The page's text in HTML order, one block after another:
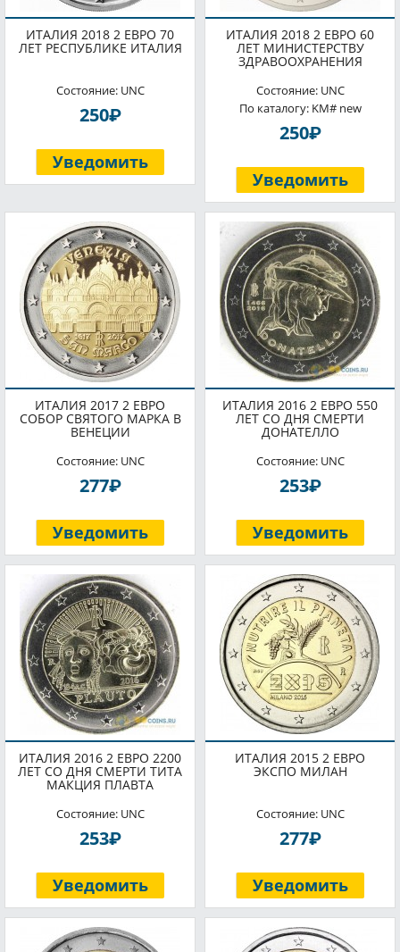
ИТАЛИЯ 2018 2 ЕВРО 70
ЛЕТ РЕСПУБЛИКЕ ИТАЛИЯ
Состояние: UNC
250P
Уведомить
ИТАЛИЯ 2018 2 ЕВРО 60
ЛЕТ МИНИСТЕРСТВУ
ЗДРАВООХРАНЕНИЯ
Состояние: UNC
По каталогу: KM# new
250P
Уведомить
ИТАЛИЯ 2017 2 ЕВРО
СОБОР СВЯТОГО МАРКА В
ВЕНЕЦИИ
Состояние: UNC
277P
Уведомить
ИТАЛИЯ 2016 2 ЕВРО 550
ЛЕТ СО ДНЯ СМЕРТИ
ДОНАТЕЛЛО
Состояние: UNC
253P
Уведомить
ИТАЛИЯ 2016 2 ЕВРО 2200
ЛЕТ СО ДНЯ СМЕРТИ ТИТА
МАКЦИЯ ПЛАВТА
Состояние: UNC
253P
Уведомить
ИТАЛИЯ 2015 2 ЕВРО
ЭКСПО МИЛАН
Состояние: UNC
277P
Уведомить